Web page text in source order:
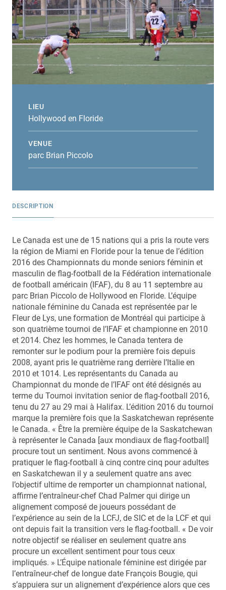
LIEU
Hollywood en Floride
VENUE
parc Brian Piccolo
DESCRIPTION
Le Canada est une de 15 nations qui a pris la route vers
la région de Miami en Floride pour la tenue de l’édition
2016 des Championnats du monde seniors féminin et
masculin de flag-football de la Fédération internationale
de football américain (IFAF), du 8 au 11 septembre au
parc Brian Piccolo de Hollywood en Floride. L’équipe
nationale féminine du Canada est représentée par le
Fleur de Lys, une formation de Montréal qui participe à
son quatrième tournoi de l’IFAF et championne en 2010
et 2014. Chez les hommes, le Canada tentera de
remonter sur le podium pour la première fois depuis
2008, ayant pris le quatrième rang derrière l’Italie en
2010 et 1014. Les représentants du Canada au
Championnat du monde de l’IFAF ont été désignés au
terme du Tournoi invitation senior de flag-football 2016,
tenu du 27 au 29 mai à Halifax. L’édition 2016 du tournoi
marque la première fois que la Saskatchewan représente
le Canada. « Être la première équipe de la Saskatchewan
à représenter le Canada [aux mondiaux de flag-football]
procure tout un sentiment. Nous avons commencé à
pratiquer le flag-football à cinq contre cinq pour adultes
en Saskatchewan il y a seulement quatre ans avec
l’objectif ultime de remporter un championnat national,
affirme l’entraîneur-chef Chad Palmer qui dirige un
alignement composé de joueurs possédant de
l’expérience au sein de la LCFJ, de SIC et de la LCF et qui
ont depuis fait la transition vers le flag-football. « De voir
notre objectif se réaliser en seulement quatre ans
procure un excellent sentiment pour tous ceux
impliqués. » L’Équipe nationale féminine est dirigée par
l’entraîneur-chef de longue date François Bougie, qui
s’appuiera sur un alignement d’expérience alors que ces